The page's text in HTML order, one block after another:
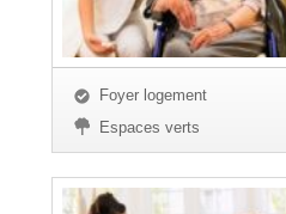
Foyer logement
Espaces verts